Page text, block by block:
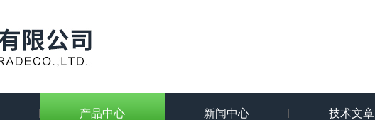
产品中心 新闻中心 技术文章